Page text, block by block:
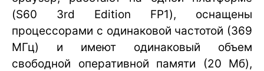
(S60 3rd Edition FP1), оснащены
процессорами с одинаковой частотой (369
МГц) и имеют одинаковый объем
свободной оперативной памяти (20 Мб),